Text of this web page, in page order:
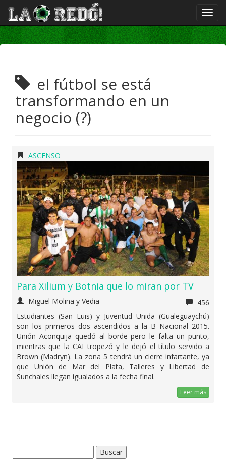
el fútbol se está
transformando en un
negocio (?)
ASCENSO
Para Xilium y Botnia que lo miran por TV
Miguel Molina y Vedia
456
Estudiantes (San Luis) y Juventud Unida (Gualeguaychú)
son los primeros dos ascendidos a la B Nacional 2015.
Unión Aconquija quedó al borde pero le falta un punto,
mientras que la CAI tropezó y le dejó el título servido a
Brown (Madryn). La zona 5 tendrá un cierre infartante, ya
que Unión de Mar del Plata, Talleres y Libertad de
Sunchales llegan igualados a la fecha final.
Leer más